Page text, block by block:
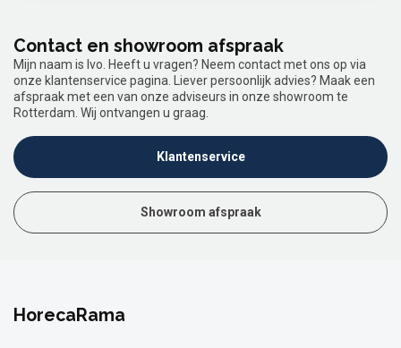
Contact en showroom afspraak
Mijn naam is Ivo. Heeft u vragen? Neem contact met ons op via
onze klantenservice pagina. Liever persoonlijk advies? Maak een
afspraak met een van onze adviseurs in onze showroom te
Rotterdam. Wij ontvangen u graag.
Klantenservice
Showroom afspraak
HorecaRama